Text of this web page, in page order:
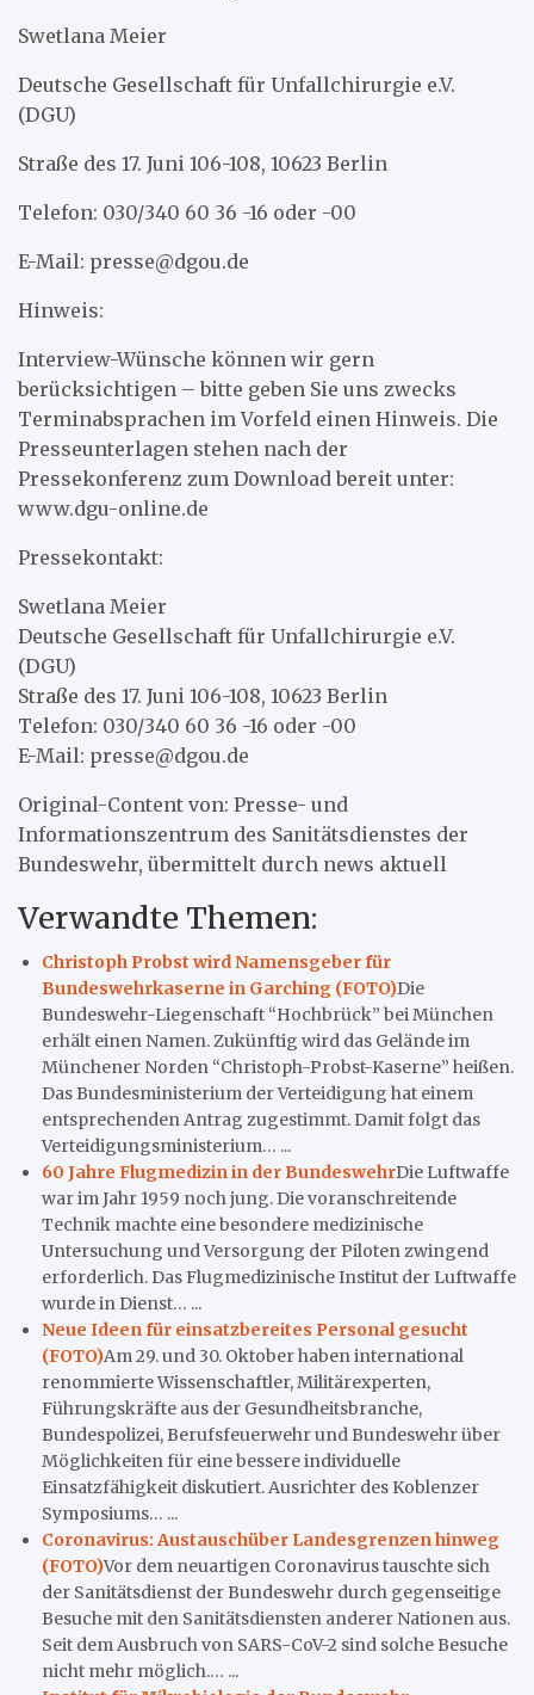
Swetlana Meier
Deutsche Gesellschaft für Unfallchirurgie e.V.
(DGU)
Straße des 17. Juni 106-108, 10623 Berlin
Telefon: 030/340 60 36 -16 oder -00
E-Mail: presse@dgou.de
Hinweis:
Interview-Wünsche können wir gern
berücksichtigen – bitte geben Sie uns zwecks
Terminabsprachen im Vorfeld einen Hinweis. Die
Presseunterlagen stehen nach der
Pressekonferenz zum Download bereit unter:
www.dgu-online.de
Pressekontakt:
Swetlana Meier
Deutsche Gesellschaft für Unfallchirurgie e.V.
(DGU)
Straße des 17. Juni 106-108, 10623 Berlin
Telefon: 030/340 60 36 -16 oder -00
E-Mail: presse@dgou.de
Original-Content von: Presse- und
Informationszentrum des Sanitätsdienstes der
Bundeswehr, übermittelt durch news aktuell
Verwandte Themen:
Christoph Probst wird Namensgeber für
Bundeswehrkaserne in Garching (FOTO)Die
Bundeswehr-Liegenschaft “Hochbrück” bei München
erhält einen Namen. Zukünftig wird das Gelände im
Münchener Norden “Christoph-Probst-Kaserne” heißen.
Das Bundesministerium der Verteidigung hat einem
entsprechenden Antrag zugestimmt. Damit folgt das
Verteidigungsministerium… ...
60 Jahre Flugmedizin in der BundeswehrDie Luftwaffe
war im Jahr 1959 noch jung. Die voranschreitende
Technik machte eine besondere medizinische
Untersuchung und Versorgung der Piloten zwingend
erforderlich. Das Flugmedizinische Institut der Luftwaffe
wurde in Dienst… ...
Neue Ideen für einsatzbereites Personal gesucht
(FOTO)Am 29. und 30. Oktober haben international
renommierte Wissenschaftler, Militärexperten,
Führungskräfte aus der Gesundheitsbranche,
Bundespolizei, Berufsfeuerwehr und Bundeswehr über
Möglichkeiten für eine bessere individuelle
Einsatzfähigkeit diskutiert. Ausrichter des Koblenzer
Symposiums… ...
Coronavirus: Austauschüber Landesgrenzen hinweg
(FOTO)Vor dem neuartigen Coronavirus tauschte sich
der Sanitätsdienst der Bundeswehr durch gegenseitige
Besuche mit den Sanitätsdiensten anderer Nationen aus.
Seit dem Ausbruch von SARS-CoV-2 sind solche Besuche
nicht mehr möglich.… ...